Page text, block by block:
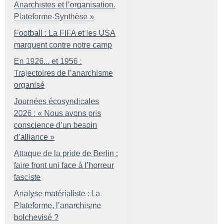
Anarchistes et l’organisation.
Plateforme-Synthèse »
Football : La FIFA et les USA
marquent contre notre camp
En 1926... et 1956 :
Trajectoires de l’anarchisme
organisé
Journées écosyndicales
2026 : « Nous avons pris
conscience d’un besoin
d’alliance »
Attaque de la pride de Berlin :
faire front uni face à l’horreur
fasciste
Analyse matérialiste : La
Plateforme, l’anarchisme
bolchevisé ?